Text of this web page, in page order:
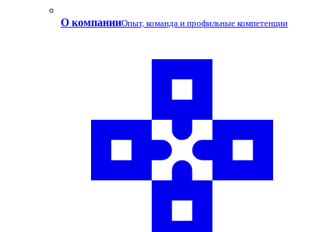
О компанииОпыт, команда и профильные компетенции